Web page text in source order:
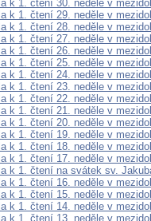
k 1. čtení 30. neděle v
k 1. čtení 29. neděle v
k 1. čtení 28. neděle v
k 1. čtení 27. neděle v
k 1. čtení 26. neděle v
k 1. čtení 25. neděle v
k 1. čtení 24. neděle v
k 1. čtení 23. neděle v
k 1. čtení 22. neděle v
k 1. čtení 21. neděle v
k 1. čtení 20. neděle v
k 1. čtení 19. neděle v
k 1. čtení 18. neděle v
k 1. čtení 17. neděle v
k 1. čtení na svátek sv.
k 1. čtení 16. neděle v
k 1. čtení 15. neděle v
k 1. čtení 14. neděle v
k 1. čtení 13. neděle v